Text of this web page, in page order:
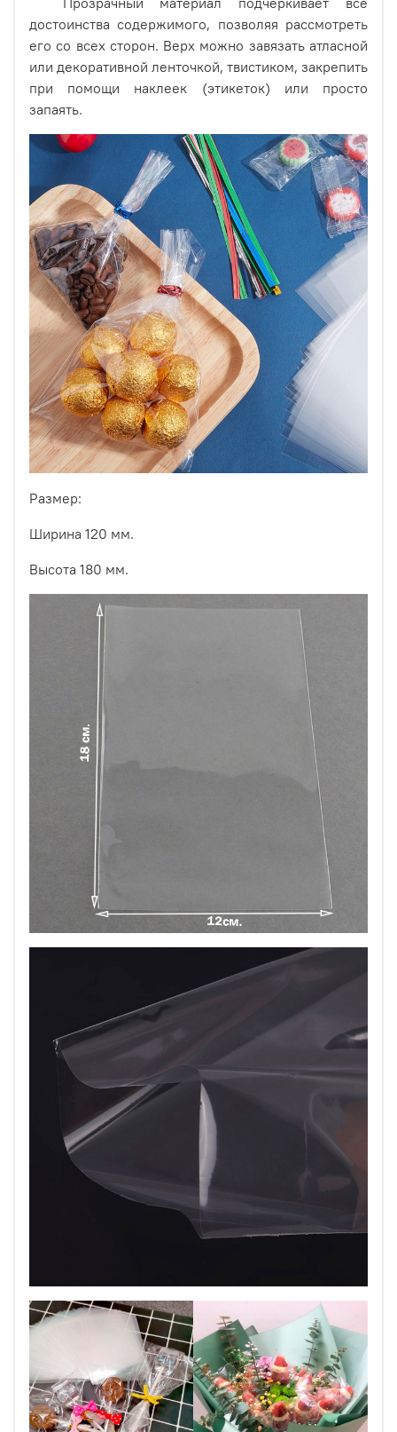
достоинства содержимого, позволяя рассмотреть
его со всех сторон. Верх можно завязать атласной
или декоративной ленточкой, твистиком, закрепить
при помощи наклеек (этикеток) или просто
запаять.
Размер:
Ширина 120 мм.
Высота 180 мм.